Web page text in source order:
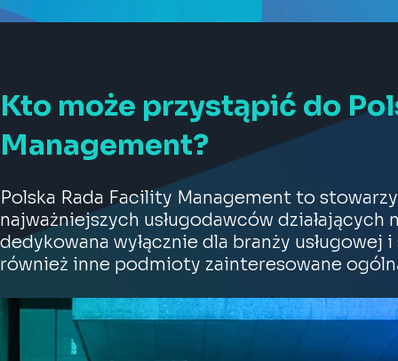
Kto może przystąpić do
Management?
Polska Rada Facility Management to
najważniejszych usługodawców
dedykowana wyłącznie dla branży
również inne podmioty zainteresowane